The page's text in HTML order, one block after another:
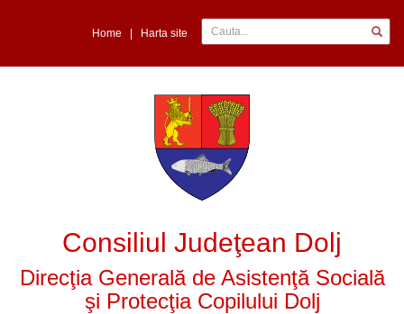
Home Harta site
Consiliul Judeţean Dolj
Direcţia Generală de Asistenţă Socială
şi Protecţia Copilului Dolj